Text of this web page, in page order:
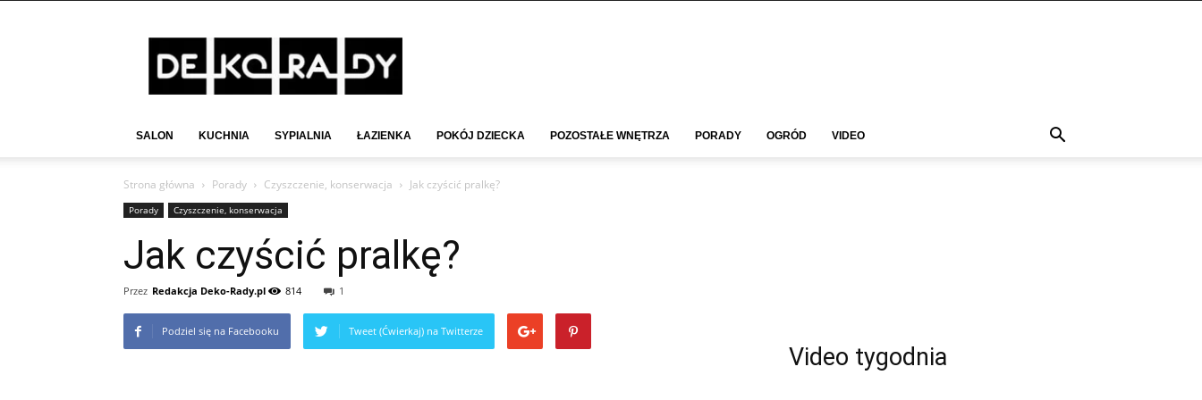
Deko-
Rady.pl
SALON KUCHNIA SYPIALNIA ŁAZIENKA POKÓJ DZIECKA POZOSTAŁE WNĘTRZA PORADY OGRÓD VIDEO
Strona główna Porady Czyszczenie, konserwacja Jak czyścić pralkę?
Porady Czyszczenie, konserwacja
Jak czyścić pralkę?
Przez Redakcja Deko-Rady.pl 814 1
Podziel się na Facebooku Tweet (Ćwierkaj) na Twitterze
Video tygodnia